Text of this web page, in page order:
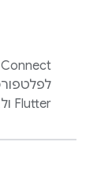
Connect
Flutter ולאינטרנט.